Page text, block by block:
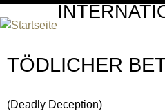
TÖDLICHER
(Deadly Deception)